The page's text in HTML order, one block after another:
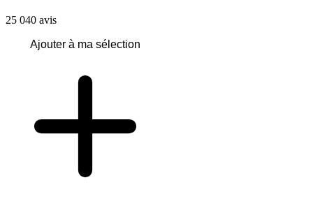
25 040 avis
Ajouter à ma sélection